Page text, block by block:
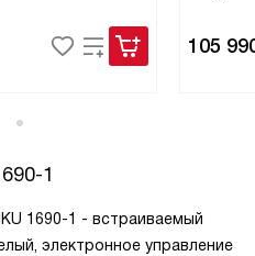
105
1
1690-1 - встраиваемый
электронное управление